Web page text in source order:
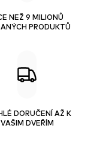
NEŽ 9 MILIONŮ
PRODUKTŮ
DORUČENÍ AŽ K
VAŠIM DVEŘÍM